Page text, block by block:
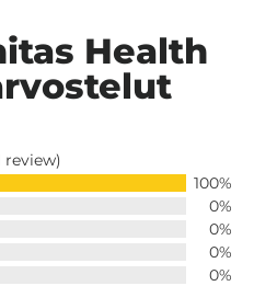
Health
review)
100%
0%
0%
0%
0%